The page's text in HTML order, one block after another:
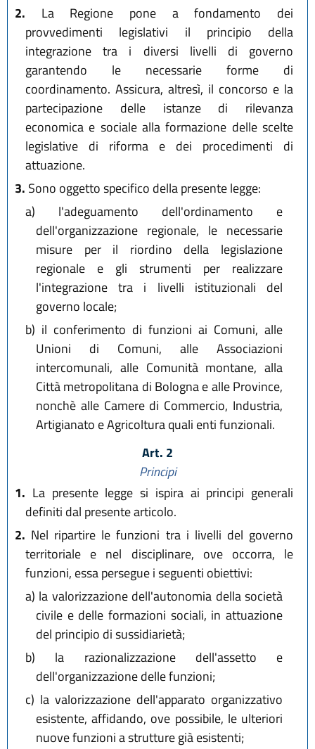
2. La Regione pone a fondamento dei
provvedimenti legislativi il principio della
integrazione tra i diversi livelli di governo
garantendo le necessarie forme di
coordinamento. Assicura, altresì, il concorso e la
partecipazione delle istanze di rilevanza
economica e sociale alla formazione delle scelte
legislative di riforma e dei procedimenti di
attuazione.
3. Sono oggetto specifico della presente legge:
a) l'adeguamento dell'ordinamento e
dell'organizzazione regionale, le necessarie
misure per il riordino della legislazione
regionale e gli strumenti per realizzare
l'integrazione tra i livelli istituzionali del
governo locale;
b) il conferimento di funzioni ai Comuni, alle
Unioni di Comuni, alle Associazioni
intercomunali, alle Comunità montane, alla
Città metropolitana di Bologna e alle Province,
nonchè alle Camere di Commercio, Industria,
Artigianato e Agricoltura quali enti funzionali.
Art. 2
Principi
1. La presente legge si ispira ai principi generali
definiti dal presente articolo.
2. Nel ripartire le funzioni tra i livelli del governo
territoriale e nel disciplinare, ove occorra, le
funzioni, essa persegue i seguenti obiettivi:
a) la valorizzazione dell'autonomia della società
civile e delle formazioni sociali, in attuazione
del principio di sussidiarietà;
b) la razionalizzazione dell'assetto e
dell'organizzazione delle funzioni;
c) la valorizzazione dell'apparato organizzativo
esistente, affidando, ove possibile, le ulteriori
nuove funzioni a strutture già esistenti;